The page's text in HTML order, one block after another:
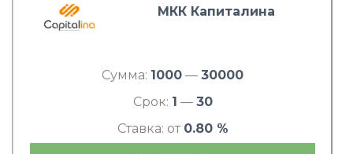
МКК Капиталина
Сумма: 1000 — 30000
Срок: 1 — 30
Ставка: от 0.80 %